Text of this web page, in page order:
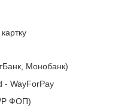
Монобанк)
- WayForPay
Р ФОП)